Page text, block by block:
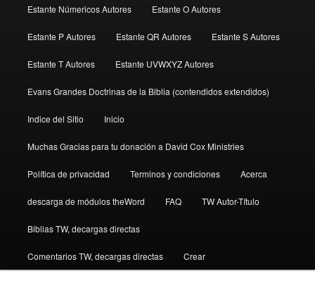
Estante Númericos Autores Estante O Autores
Estante P Autores Estante QR Autores Estante S Autores
Estante T Autores Estante UVWXYZ Autores
Evans Grandes Doctrinas de la Biblia (contendidos extendidos)
Indice del Sitio Inicio
Muchas Gracias para tu donación a David Cox Ministries
Política de privacidad Terminos y condiciones Acerca
descarga de módulos theWord FAQ TW Autor-Título
Biblias TW, decargas directas
Comentarios TW, decargas directas Crear